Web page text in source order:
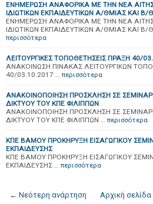
ΕΝΗΜΕΡΩΣΗ ΑΝΑΦΟΡΙΚΑ ΜΕ ΤΗΝ ΝΕΑ
ΙΔΙΩΤΙΚΩΝ ΕΚΠΑΙΔΕΥΤΙΚΩΝ Α/ΘΜΙΑΣ ΚΑΙ
ΕΝΗΜΕΡΩΣΗ ΑΝΑΦΟΡΙΚΑ ΜΕ ΤΗΝ ΝΕΑ
ΙΔΙΩΤΙΚΩΝ ΕΚΠΑΙΔΕΥΤΙΚΩΝ Α/ΘΜΙΑΣ ΚΑΙ
περισσότερα
ΛΕΙΤΟΥΡΓΙΚΕΣ ΤΟΠΟΘΕΤΗΣΕΙΣ ΠΡΑΞΗ 40/
ΑΝΑΚΟΙΝΩΣΗ ΠΙΝΑΚΑΣ ΛΕΙΤΟΥΡΓΙΚΩΝ
40/03.10.2017 … περισσότερα
ΑΝΑΚΟΙΝΟΠΟΙΗΣΗ ΠΡΟΣΚΛΗΣΗ ΣΕ
ΔΙΚΤΥΟΥ ΤΟΥ ΚΠΕ ΦΙΛΙΠΠΩΝ
ΑΝΑΚΟΙΝΟΠΟΙΗΣΗ ΠΡΟΣΚΛΗΣΗ ΣΕ
ΔΙΚΤΥΟΥ ΤΟΥ ΚΠΕ ΦΙΛΙΠΠΩΝ … περισσότερα
ΚΠΕ ΒΑΜΟΥ ΠΡΟΚΗΡΥΞΗ ΕΙΣΑΓΩΓΙΚΟΥ
ΕΚΠΑΙΔΕΥΣΗΣ
ΚΠΕ ΒΑΜΟΥ ΠΡΟΚΗΡΥΞΗ ΕΙΣΑΓΩΓΙΚΟΥ
ΕΚΠΑΙΔΕΥΣΗΣ … περισσότερα
← Νεότερη ανάρτηση Αρχική σελίδα